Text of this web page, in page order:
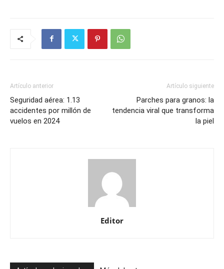
Artículo anterior
Seguridad aérea: 1.13
accidentes por millón de
vuelos en 2024
Artículo siguiente
Parches para granos: la
tendencia viral que transforma
la piel
Editor